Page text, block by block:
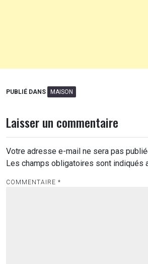
PUBLIÉ DANS MAISON
Laisser un commentaire
Votre adresse e-mail ne sera pas
Les champs obligatoires sont indiqués
COMMENTAIRE *